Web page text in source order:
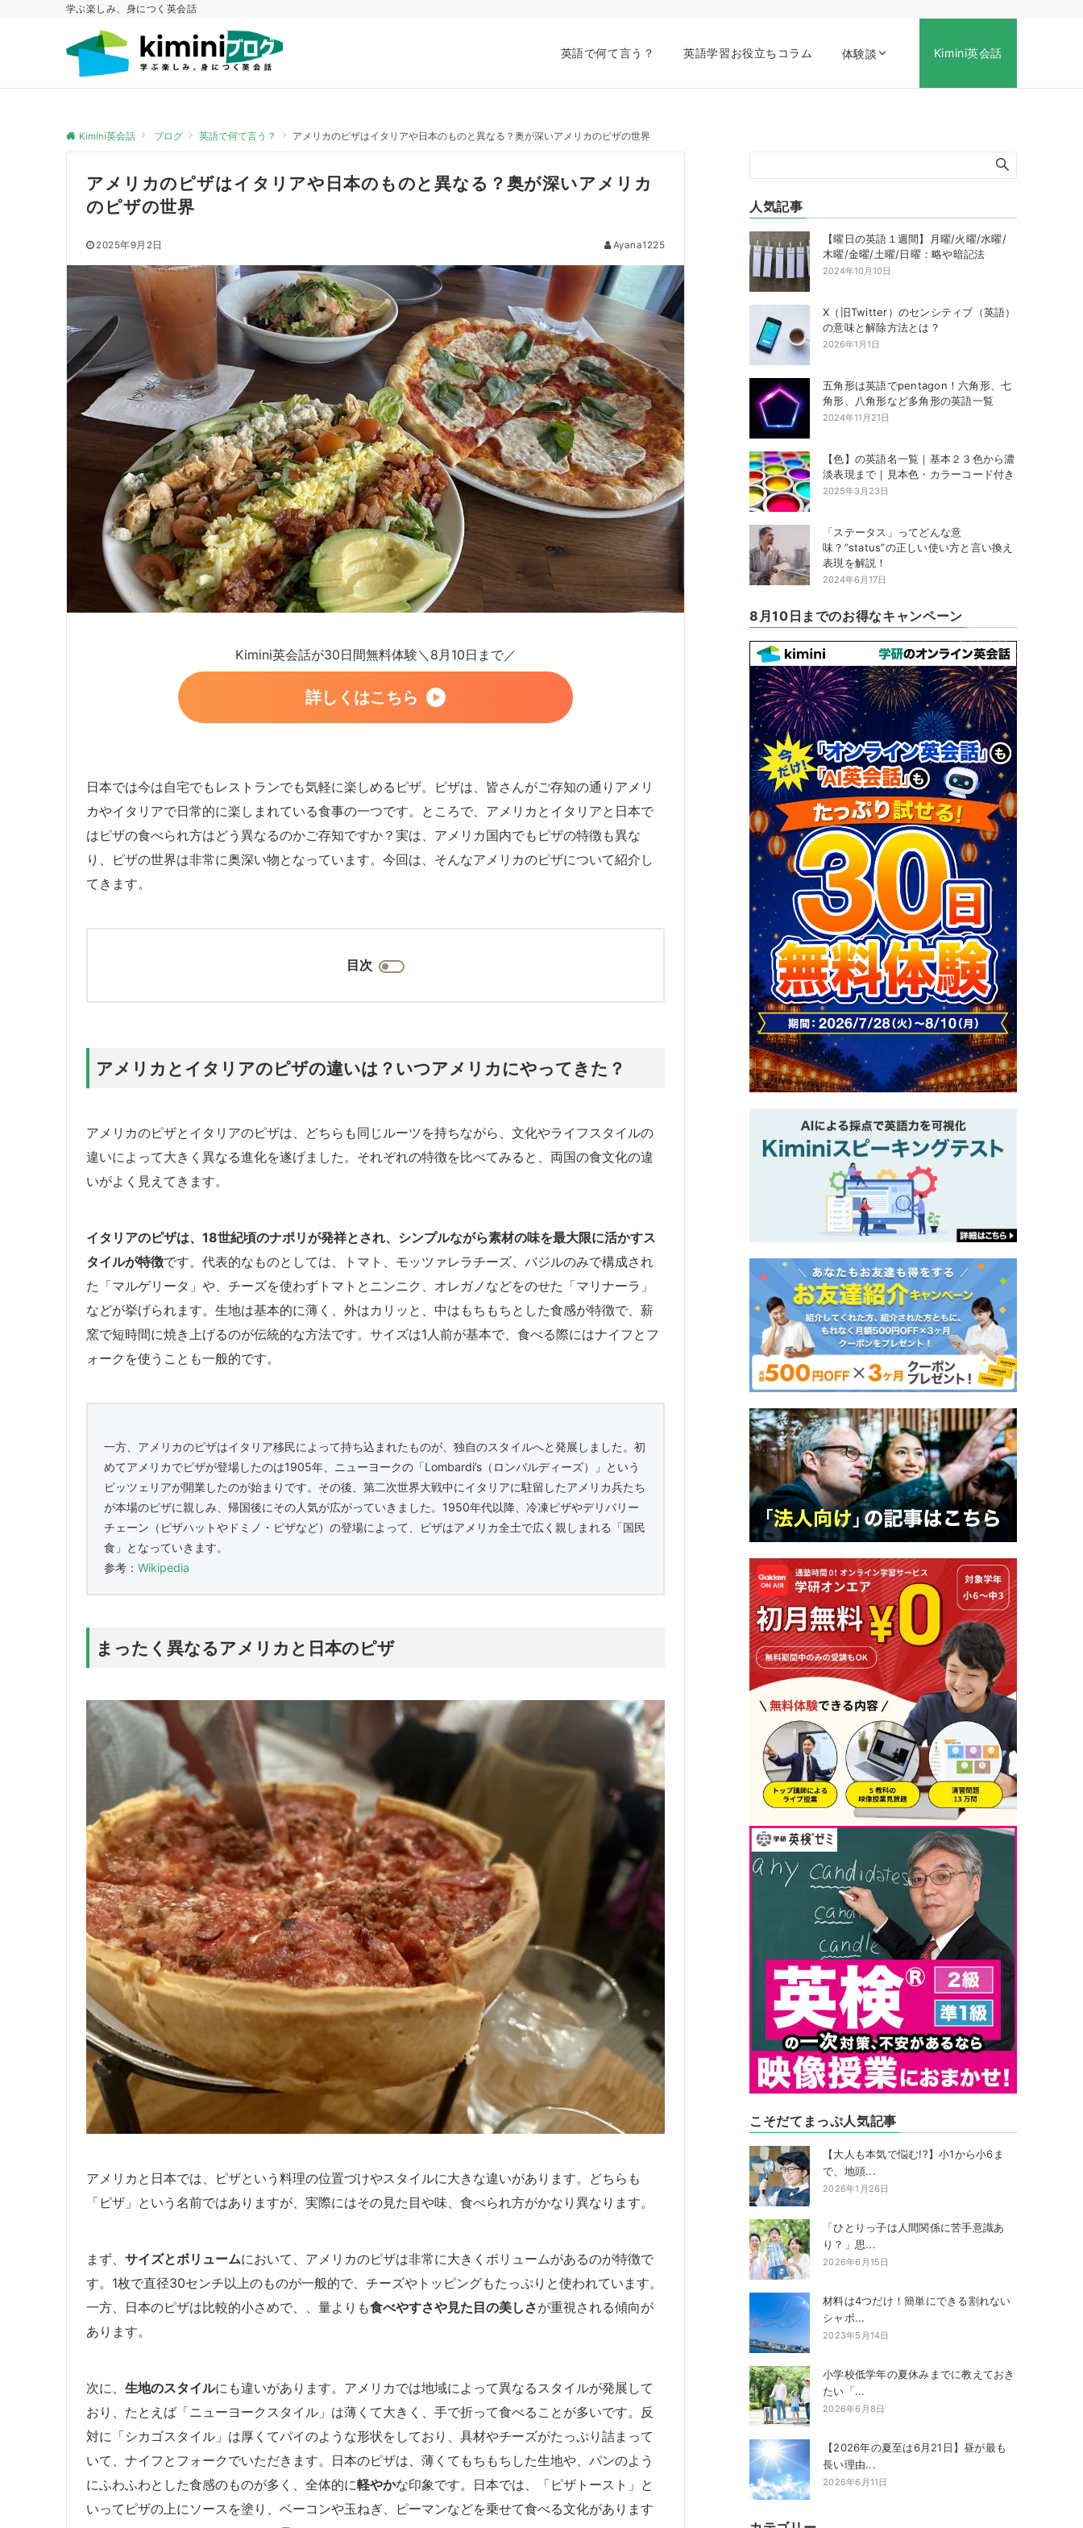
学ぶ楽しみ、身につく英会話
英語で何て言う？ 英語学習お役立ちコラム 体験談 Kimini英会話
Kimini英会話 ブログ 英語で何て言う？ アメリカのピザはイタリアや日本のものと異なる？奥が深いアメリカのピザの世界
アメリカのピザはイタリアや日本のものと異なる？奥が深いアメリカ
のピザの世界
2025年9月2日 Ayana1225
Kimini英会話が30日間無料体験＼8月10日まで／
詳しくはこちら
日本では今は自宅でもレストランでも気軽に楽しめるピザ。ピザは、皆さんがご存知の通りアメリ
カやイタリアで日常的に楽しまれている食事の一つです。ところで、アメリカとイタリアと日本で
はピザの食べられ方はどう異なるのかご存知ですか？実は、アメリカ国内でもピザの特徴も異な
り、ピザの世界は非常に奥深い物となっています。今回は、そんなアメリカのピザについて紹介し
てきます。
目次
アメリカとイタリアのピザの違いは？いつアメリカにやってきた？
アメリカのピザとイタリアのピザは、どちらも同じルーツを持ちながら、文化やライフスタイルの
違いによって大きく異なる進化を遂げました。それぞれの特徴を比べてみると、両国の食文化の違
いがよく見えてきます。
イタリアのピザは、18世紀頃のナポリが発祥とされ、シンプルながら素材の味を最大限に活かすス
タイルが特徴です。代表的なものとしては、トマト、モッツァレラチーズ、バジルのみで構成され
た「マルゲリータ」や、チーズを使わずトマトとニンニク、オレガノなどをのせた「マリナーラ」
などが挙げられます。生地は基本的に薄く、外はカリッと、中はもちもちとした食感が特徴で、薪
窯で短時間に焼き上げるのが伝統的な方法です。サイズは1人前が基本で、食べる際にはナイフとフ
ォークを使うことも一般的です。
一方、アメリカのピザはイタリア移民によって持ち込まれたものが、独自のスタイルへと発展しました。初
めてアメリカでピザが登場したのは1905年、ニューヨークの「Lombardi’s（ロンバルディーズ）」という
ピッツェリアが開業したのが始まりです。その後、第二次世界大戦中にイタリアに駐留したアメリカ兵たち
が本場のピザに親しみ、帰国後にその人気が広がっていきました。1950年代以降、冷凍ピザやデリバリー
チェーン（ピザハットやドミノ・ピザなど）の登場によって、ピザはアメリカ全土で広く親しまれる「国民
食」となっていきます。
参考： Wikipedia
まったく異なるアメリカと日本のピザ
アメリカと日本では、ピザという料理の位置づけやスタイルに大きな違いがあります。どちらも
「ピザ」という名前ではありますが、実際にはその見た目や味、食べられ方がかなり異なります。
まず、 サイズとボリュームにおいて、アメリカのピザは非常に大きくボリュームがあるのが特徴で
す。1枚で直径30センチ以上のものが一般的で、チーズやトッピングもたっぷりと使われています。
一方、日本のピザは比較的小さめで、、量よりも食べやすさや見た目の美しさが重視される傾向が
あります。
次に、 生地のスタイルにも違いがあります。アメリカでは地域によって異なるスタイルが発展して
おり、たとえば「ニューヨークスタイル」は薄くて大きく、手で折って食べることが多いです。反
対に「シカゴスタイル」は厚くてパイのような形状をしており、具材やチーズがたっぷり詰まって
いて、ナイフとフォークでいただきます。日本のピザは、薄くてもちもちした生地や、パンのよう
にふわふわとした食感のものが多く、全体的に軽やかな印象です。日本では、「ピザトースト」と
いってピザの上にソースを塗り、ベーコンや玉ねぎ、ピーマンなどを乗せて食べる文化があります
人気記事
【曜日の英語１週間】月曜/火曜/水曜/
木曜/金曜/土曜/日曜：略や暗記法
2024年10月10日
X（旧Twitter）のセンシティブ（英語）
の意味と解除方法とは？
2026年1月1日
五角形は英語でpentagon！六角形、七
角形、八角形など多角形の英語一覧
2024年11月21日
【色】の英語名一覧｜基本２３色から濃
淡表現まで｜見本色・カラーコード付き
2025年3月23日
「ステータス」ってどんな意
味？”status”の正しい使い方と言い換え
表現を解説！
2024年6月17日
8月10日までのお得なキャンペーン
こそだてまっぷ人気記事
【大人も本気で悩む!?】小1から小6ま
で、地頭...
2026年1月26日
「ひとりっ子は人間関係に苦手意識あ
り？」思...
2026年6月15日
材料は4つだけ！簡単にできる割れない
シャボ...
2023年5月14日
小学校低学年の夏休みまでに教えておき
たい「...
2026年6月8日
【2026年の夏至は6月21日】昼が最も
長い理由...
2026年6月11日